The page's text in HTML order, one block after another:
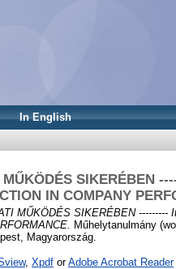
In English
SIKERÉBEN
IN COMPANY
MŰKÖDÉS SIKERÉBEN ---------
Műhelytanulmány
Magyarország.
, Xpdf orAdobe Acrobat Reader